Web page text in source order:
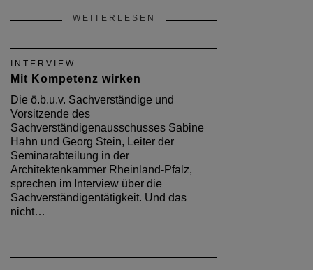
WEITERLESEN
INTERVIEW
Mit Kompetenz wirken
Die ö.b.u.v. Sachverständige und
Vorsitzende des
Sachverständigenausschusses Sabine
Hahn und Georg Stein, Leiter der
Seminarabteilung in der
Architektenkammer Rheinland-Pfalz,
sprechen im Interview über die
Sachverständigentätigkeit. Und das
nicht…